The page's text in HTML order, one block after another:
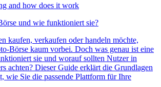
und wie funktioniert sie?
kaufen, verkaufen oder handeln möchte,
Börse kaum vorbei. Doch was genau ist eine
sie und worauf sollten Nutzer in
achten? Dieser Guide erklärt die Grundlagen
wie Sie die passende Plattform für Ihre